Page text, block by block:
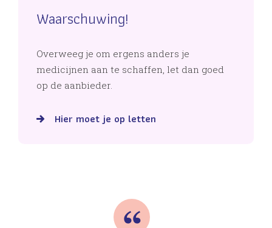
Waarschuwing!
Overweeg je om ergens anders je
medicijnen aan te schaffen, let dan goed
op de aanbieder.
Hier moet je op letten